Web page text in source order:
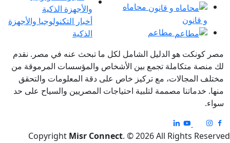
محاماه
و قانون
مطاعم
أخبار التكنولوجيا والأجهزة
الذكية
مصر كونكت هو الدليل الشامل لكل ما تبحث عنه في مصر. نقدم
لك منصة متكاملة تجمع بين الأشخاص والمؤسسات المرموقة من
مختلف المجالات، مع تركيز خاص على دقة المعلومات والتحقق
منها. خدماتنا مصممة لتلبية احتياجات المصريين والسياح على حد
سواء.
Copyright Misr Connect. © 2026 All Rights Reserved